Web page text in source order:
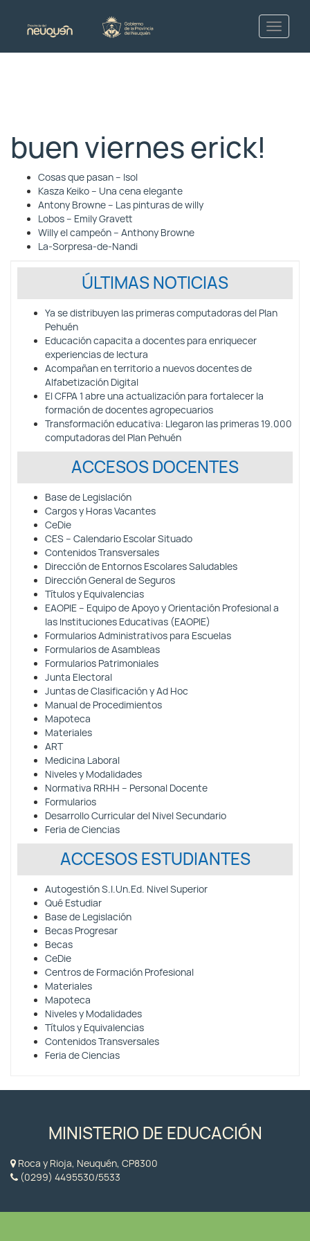
buen viernes erick!
Cosas que pasan – Isol
Kasza Keiko – Una cena elegante
Antony Browne – Las pinturas de willy
Lobos – Emily Gravett
Willy el campeón – Anthony Browne
La-Sorpresa-de-Nandi
ÚLTIMAS NOTICIAS
Ya se distribuyen las primeras computadoras del Plan
Pehuén
Educación capacita a docentes para enriquecer
experiencias de lectura
Acompañan en territorio a nuevos docentes de
Alfabetización Digital
El CFPA 1 abre una actualización para fortalecer la
formación de docentes agropecuarios
Transformación educativa: Llegaron las primeras 19.000
computadoras del Plan Pehuén
ACCESOS DOCENTES
Base de Legislación
Cargos y Horas Vacantes
CeDie
CES – Calendario Escolar Situado
Contenidos Transversales
Dirección de Entornos Escolares Saludables
Dirección General de Seguros
Títulos y Equivalencias
EAOPIE – Equipo de Apoyo y Orientación Profesional a
las Instituciones Educativas (EAOPIE)
Formularios Administrativos para Escuelas
Formularios de Asambleas
Formularios Patrimoniales
Junta Electoral
Juntas de Clasificación y Ad Hoc
Manual de Procedimientos
Mapoteca
Materiales
ART
Medicina Laboral
Niveles y Modalidades
Normativa RRHH – Personal Docente
Formularios
Desarrollo Curricular del Nivel Secundario
Feria de Ciencias
ACCESOS ESTUDIANTES
Autogestión S.I.Un.Ed. Nivel Superior
Qué Estudiar
Base de Legislación
Becas Progresar
Becas
CeDie
Centros de Formación Profesional
Materiales
Mapoteca
Niveles y Modalidades
Títulos y Equivalencias
Contenidos Transversales
Feria de Ciencias
MINISTERIO DE EDUCACIÓN
Roca y Rioja, Neuquén, CP8300
(0299) 4495530/5533